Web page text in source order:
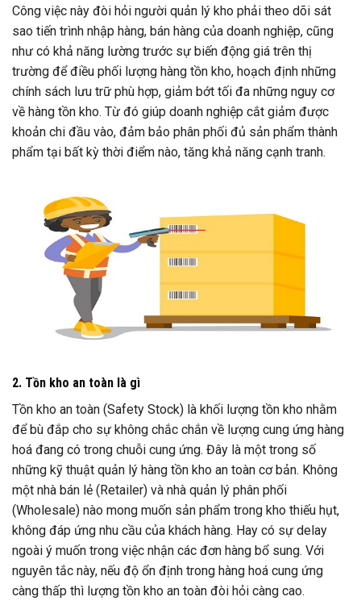
Công việc này đòi hỏi người quản lý kho phải theo dõi sát
sao tiến trình nhập hàng, bán hàng của doanh nghiệp, cũng
như có khả năng lường trước sự biến động giá trên thị
trường để điều phối lượng hàng tồn kho, hoạch định những
chính sách lưu trữ phù hợp, giảm bớt tối đa những nguy cơ
về hàng tồn kho. Từ đó giúp doanh nghiệp cắt giảm được
khoản chi đầu vào, đảm bảo phân phối đủ sản phẩm thành
phẩm tại bất kỳ thời điểm nào, tăng khả năng cạnh tranh.
2. Tồn kho an toàn là gì
Tồn kho an toàn (Safety Stock) là khối lượng tồn kho nhằm
để bù đắp cho sự không chắc chắn về lượng cung ứng hàng
hoá đang có trong chuỗi cung ứng. Đây là một trong số
những kỹ thuật quản lý hàng tồn kho an toàn cơ bản. Không
một nhà bán lẻ (Retailer) và nhà quản lý phân phối
(Wholesale) nào mong muốn sản phẩm trong kho thiếu hụt,
không đáp ứng nhu cầu của khách hàng. Hay có sự delay
ngoài ý muốn trong việc nhận các đơn hàng bổ sung. Với
nguyên tắc này, nếu độ ổn định trong hàng hoá cung ứng
càng thấp thì lượng tồn kho an toàn đòi hỏi càng cao.